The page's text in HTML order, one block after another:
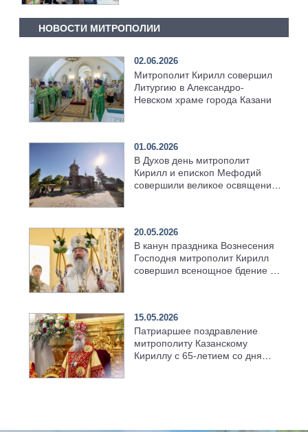
НОВОСТИ МИТРОПОЛИИ
02.06.2026
Митрополит Кирилл совершил
Литургию в Александро-
Невском храме города Казани
01.06.2026
В Духов день митрополит
Кирилл и епископ Мефодий
совершили великое освящение
20.05.2026
В канун праздника Вознесения
Господня митрополит Кирилл
совершил всенощное бдение в
15.05.2026
Патриаршее поздравление
митрополиту Казанскому
Кириллу с 65-летием со дня